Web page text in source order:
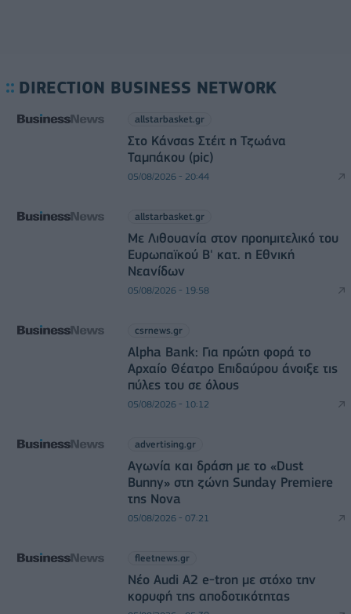
DIRECTION BUSINESS NETWORK
allstarbasket.gr
Στο Κάνσας Στέιτ η Τζωάνα
Ταμπάκου (pic)
05/08/2026 - 20:44
allstarbasket.gr
Με Λιθουανία στον προημιτελικό του
Ευρωπαϊκού Β' κατ. η Εθνική
Νεανίδων
05/08/2026 - 19:58
csrnews.gr
Alpha Bank: Για πρώτη φορά το
Αρχαίο Θέατρο Επιδαύρου άνοιξε τις
πύλες του σε όλους
05/08/2026 - 10:12
advertising.gr
Αγωνία και δράση με το «Dust
Bunny» στη ζώνη Sunday Premiere
της Nova
05/08/2026 - 07:21
fleetnews.gr
Νέο Audi A2 e-tron με στόχο την
κορυφή της αποδοτικότητας